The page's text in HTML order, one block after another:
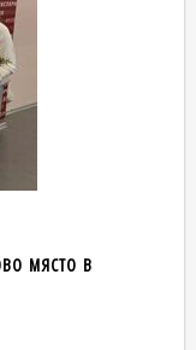
място в